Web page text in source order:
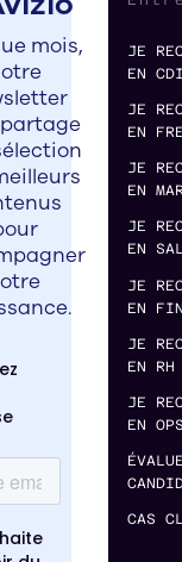
mois,
JE
EN CDI
JE
EN
JE
EN
JE
EN
JE
EN
JE
EN RH
JE
EN OPS
CAS